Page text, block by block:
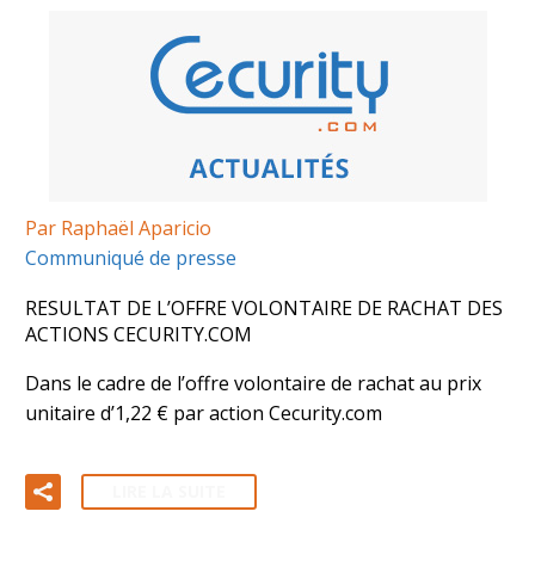
Par Raphaël Aparicio
Communiqué de presse
RESULTAT DE L’OFFRE VOLONTAIRE DE RACHAT DES
ACTIONS CECURITY.COM
Dans le cadre de l’offre volontaire de rachat au prix
unitaire d’1,22 € par action Cecurity.com